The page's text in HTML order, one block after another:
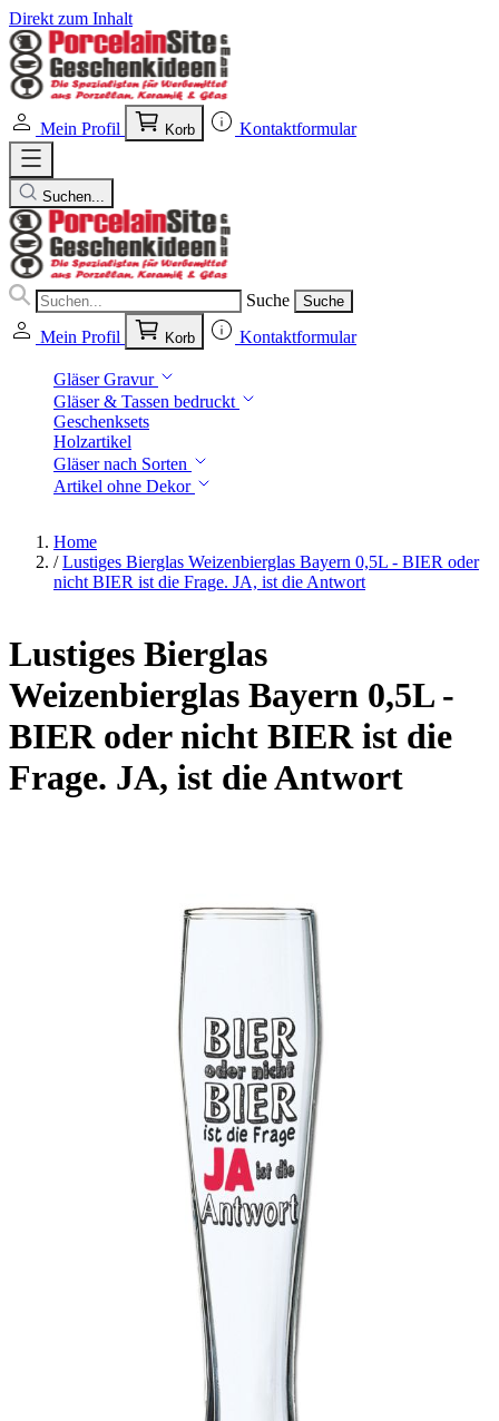
Direkt zum Inhalt
Mein Profil Korb Kontaktformular
Suchen...
Suche Suche
Mein Profil Korb Kontaktformular
Gläser Gravur
Gläser & Tassen bedruckt
Geschenksets
Holzartikel
Gläser nach Sorten
Artikel ohne Dekor
Home
/ Lustiges Bierglas Weizenbierglas Bayern 0,5L - BIER oder
nicht BIER ist die Frage. JA, ist die Antwort
Lustiges Bierglas
Weizenbierglas Bayern 0,5L -
BIER oder nicht BIER ist die
Frage. JA, ist die Antwort